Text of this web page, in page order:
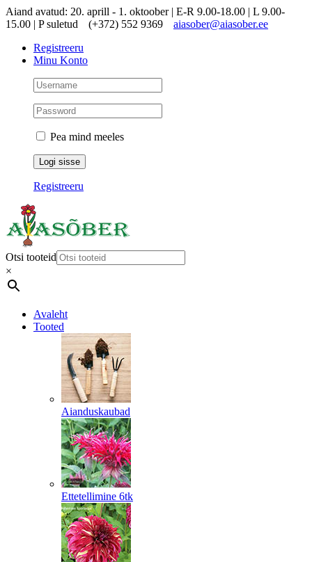
Skip
to
Aiand avatud: 20. aprill - 1. oktoober | E-R 9.00-18.00 | L 9.00-
15.00 | P suletud
(+372) 552 9369
aiasober@aiasober.ee
Registreeru
Minu Konto
Pea mind meeles
Registreeru
Otsi tooteid
×
Avaleht
Tooted
Aianduskaubad
Ettetellimine 6tk